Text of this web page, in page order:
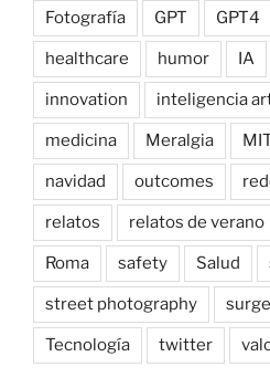
Fotografía GPT GPT4
healthcare humor IA
innovation inteligencia
medicina Meralgia
navidad outcomes
relatos relatos de verano
Roma safety Salud
street photography
Tecnología twitter